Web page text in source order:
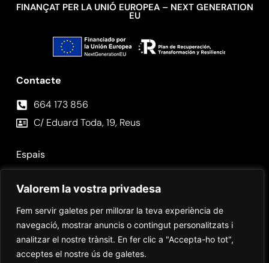
Valorem la vostra privadesa
Fem servir galetes per millorar la teva experiència de
navegació, mostrar anuncis o contingut personalitzats i
analitzar el nostre trànsit. En fer clic a "Accepta-ho tot",
acceptes el nostre ús de galetes.
Espais
Contacte
664 173 856⁣
C/ Eduard Toda, 19, Reus
FINANÇAT PER LA UNIÓ EUROPEA – NEXT GENERATION
EU